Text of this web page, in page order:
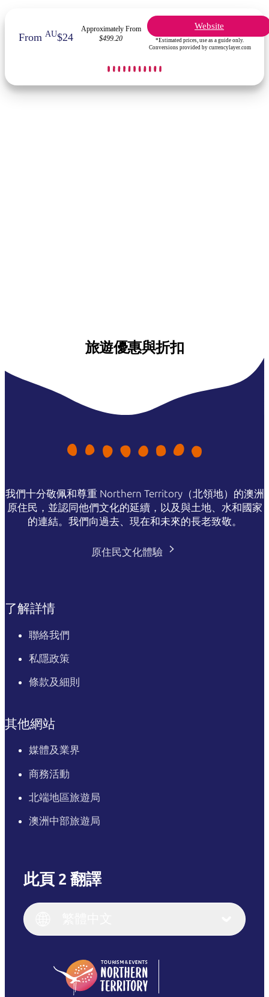
From AU$24
Approximately From
$499.20
Website
*Estimated prices, use as a guide only.
Conversions provided by currencylayer.com
旅遊優惠與折扣
我們十分敬佩和尊重 Northern Territory（北領地）的澳洲
原住民，並認同他們文化的延續，以及與土地、水和國家
的連結。我們向過去、現在和未來的長老致敬。
原住民文化體驗
了解詳情
聯絡我們
私隱政策
條款及細則
其他網站
媒體及業界
商務活動
北端地區旅遊局
澳洲中部旅遊局
此頁 2 翻譯
English (US)
English
(Singapore)
繁體中文